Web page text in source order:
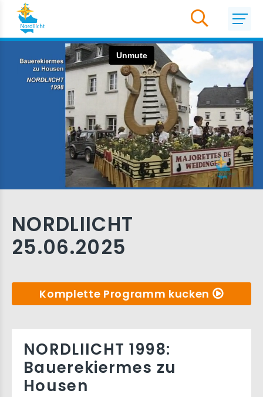
NORDLIICHT
25.06.2025
Komplette Programm kucken
NORDLIICHT 1998:
Bauerekiermes zu
Housen